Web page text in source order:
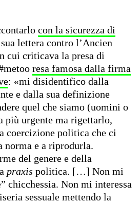
con la sicurezza di
lettera contro l’Ancien
cui criticava la presa di
resa famosa dalla firma
: «mi disidentifico dalla
e dalla sua definizione
quel che siamo (uomini o
più urgente ma rigettarlo,
coercizione politica che ci
norma e a riprodurla.
del genere e della
praxis politica. […] Non mi
chicchessia. Non mi interessa
sessuale mettendo la